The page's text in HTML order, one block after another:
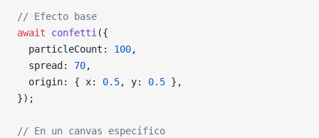
// Efecto base
await confetti ({
  particleCount:
100,
  spread:
70,
  origin: { x:
0.5, y: 0.5 },
});
// En un canvas específico